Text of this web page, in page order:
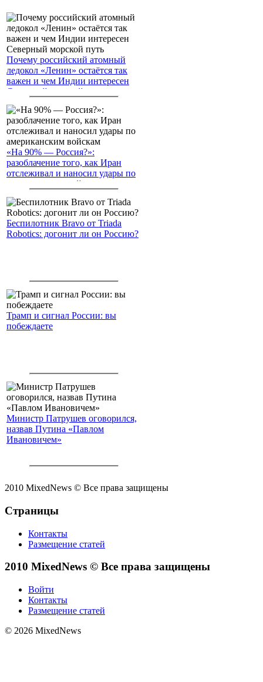
Почему российский атомный
ледокол «Ленин» остаётся так
важен и чем Индии интересен
Северный морской путь
«На 90% — Россия?»:
разоблачение того, как Иран
отслеживал и наносил удары по
американским войскам
Беспилотник Bravo от Triada
Robotics: догонит ли он Россию?
Трамп и сигнал России: вы
побеждаете
Министр Патрушев оговорился,
назвав Путина «Павлом
Ивановичем»
2010 MixedNews © Все права защищены
Страницы
Контакты
Размещение статей
2010 MixedNews © Все права защищены
Войти
Контакты
Размещение статей
© 2026 MixedNews